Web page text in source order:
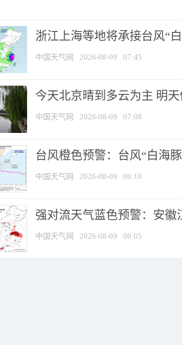
浙江上海等地将承接台风“
中国天气网 2026-08-09 07:45
今天北京晴到多云为主 明
中国天气网 2026-08-09 07:08
台风橙色预警：台风“白海
中国天气网 2026-08-09 06:10
强对流天气蓝色预警：安徽
中国天气网 2026-08-09 06:05